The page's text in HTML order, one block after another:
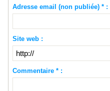
Adresse email (non publiée) * :
Site web :
Commentaire * :